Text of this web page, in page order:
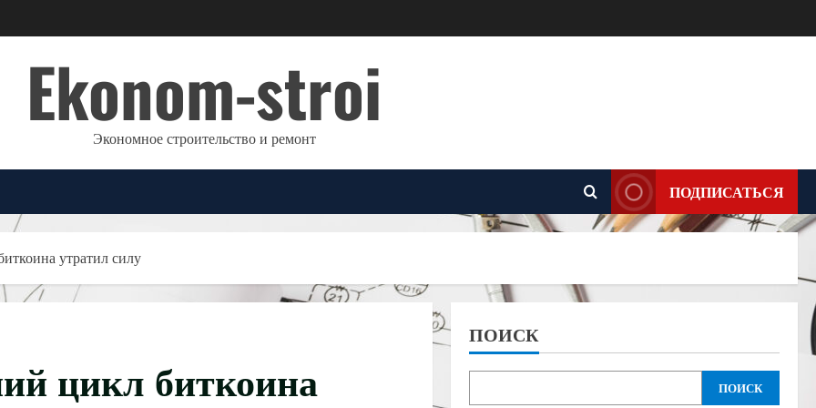
Ekonom-stroi
Экономное строительство и ремонт
ПОДПИСАТЬСЯ
утратил силу
цикл биткоина
ПОИСК
ПОИСК